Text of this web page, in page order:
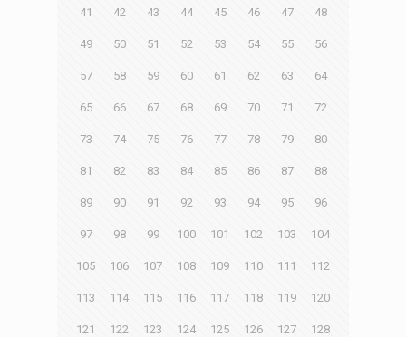
41 42 43 44 45 46 47 48
49 50 51 52 53 54 55 56
57 58 59 60 61 62 63 64
65 66 67 68 69 70 71 72
73 74 75 76 77 78 79 80
81 82 83 84 85 86 87 88
89 90 91 92 93 94 95 96
97 98 99 100 101 102 103 104
105 106 107 108 109 110 111 112
113 114 115 116 117 118 119 120
121 122 123 124 125 126 127 128